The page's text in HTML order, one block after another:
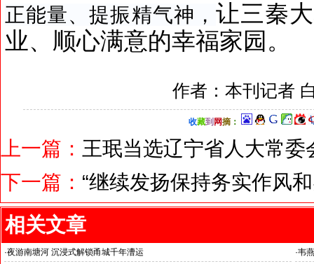
正能量、提振精气神， 让三秦
业、顺心满意的幸福家园。
作者：本刊记者
收藏到 网摘：
上一篇： 王珉当选辽宁省人大常
下一篇： “继续发扬保持务实作风
相关文章
·夜游南塘河 沉浸式解锁甬城千年漕运 ·韦